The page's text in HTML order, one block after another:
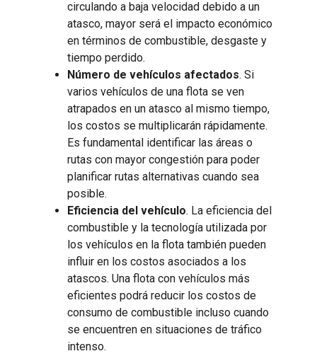
circulando a baja velocidad debido a un
atasco, mayor será el impacto económico
en términos de combustible, desgaste y
tiempo perdido.
Número de vehículos afectados. Si
varios vehículos de una flota se ven
atrapados en un atasco al mismo tiempo,
los costos se multiplicarán rápidamente.
Es fundamental identificar las áreas o
rutas con mayor congestión para poder
planificar rutas alternativas cuando sea
posible.
Eficiencia del vehículo. La eficiencia del
combustible y la tecnología utilizada por
los vehículos en la flota también pueden
influir en los costos asociados a los
atascos. Una flota con vehículos más
eficientes podrá reducir los costos de
consumo de combustible incluso cuando
se encuentren en situaciones de tráfico
intenso.